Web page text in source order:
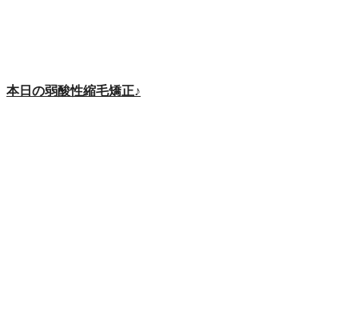
本日の弱酸性縮毛矯正♪